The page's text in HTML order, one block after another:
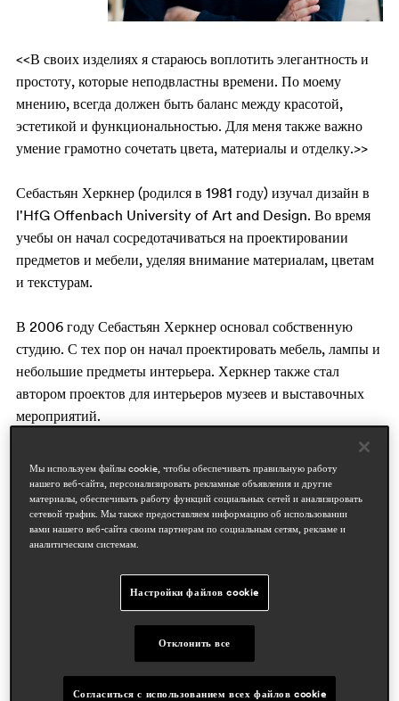
<<В своих изделиях я стараюсь воплотить элегантность и
простоту, которые неподвластны времени. По моему
мнению, всегда должен быть баланс между красотой,
эстетикой и функциональностью. Для меня также важно
умение грамотно сочетать цвета, материалы и отделку.>>
Себастьян Херкнер (родился в 1981 году) изучал дизайн в
l'HfG Offenbach University of Art and Design. Во время
учебы он начал сосредотачиваться на проектировании
предметов и мебели, уделяя внимание материалам, цветам
и текстурам.
В 2006 году Себастьян Херкнер основал собственную
студию. С тех пор он начал проектировать мебель, лампы и
небольшие предметы интерьера. Херкнер также стал
автором проектов для интерьеров музеев и выставочных
мероприятий.
Мы используем файлы cookie, чтобы обеспечивать правильную работу
нашего веб-сайта, персонализировать рекламные объявления и другие
материалы, обеспечивать работу функций социальных сетей и анализировать
сетевой трафик. Мы также предоставляем информацию об использовании
вами нашего веб-сайта своим партнерам по социальным сетям, рекламе и
аналитическим системам.
Настройки файлов cookie
Отклонить все
Согласиться с использованием всех файлов cookie